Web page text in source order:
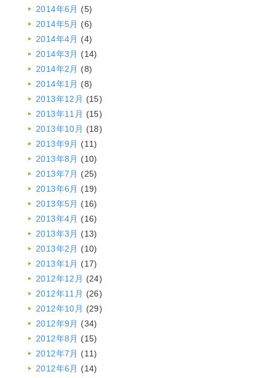
2014年6月 (5)
2014年5月 (6)
2014年4月 (4)
2014年3月 (14)
2014年2月 (8)
2014年1月 (8)
2013年12月 (15)
2013年11月 (15)
2013年10月 (18)
2013年9月 (11)
2013年8月 (10)
2013年7月 (25)
2013年6月 (19)
2013年5月 (16)
2013年4月 (16)
2013年3月 (13)
2013年2月 (10)
2013年1月 (17)
2012年12月 (24)
2012年11月 (26)
2012年10月 (29)
2012年9月 (34)
2012年8月 (15)
2012年7月 (11)
2012年6月 (14)